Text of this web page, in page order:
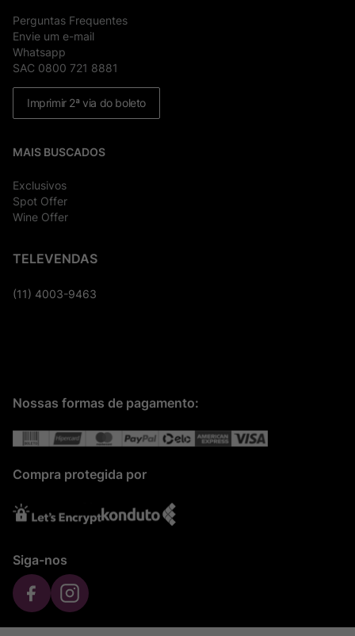
Perguntas Frequentes
Envie um e-mail
Whatsapp
SAC 0800 721 8881
Imprimir 2ª via do boleto
MAIS BUSCADOS
Exclusivos
Spot Offer
Wine Offer
TELEVENDAS
(11) 4003-9463
Nossas formas de pagamento:
Compra protegida por
Siga-nos